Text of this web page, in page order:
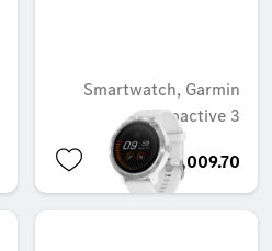
Smartwatch, Garmin
Vivoactive 3
AED 2,009.70